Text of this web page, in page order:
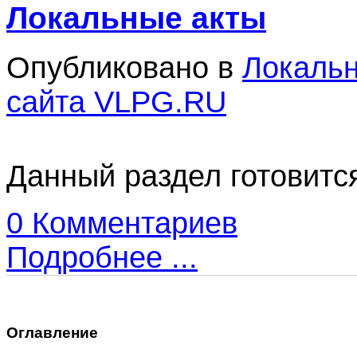
Локальные акты
Опубликовано в
сайта VLPG.RU
Данный раздел
0 Комментариев
Подробнее ...
Оглавление